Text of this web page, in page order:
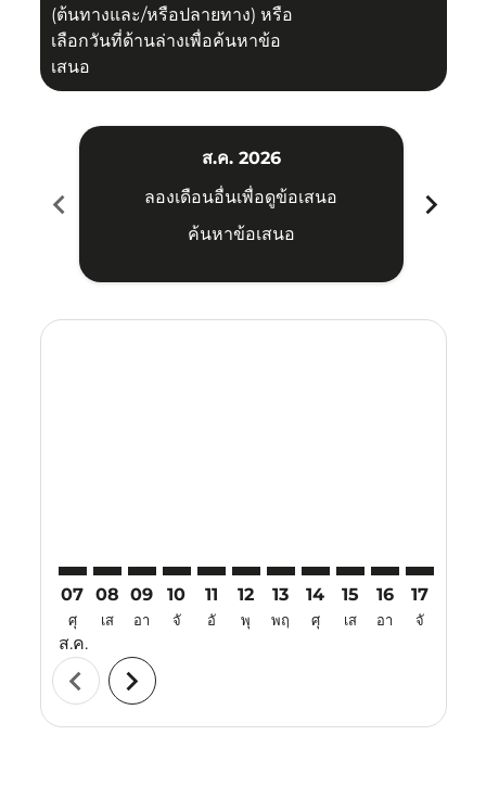
(ต้นทางและ/หรือปลายทาง) หรือ
เลือกวันที่ด้านล่างเพื่อค้นหาข้อ
เสนอ
chevron_left
ส.ค. 2026
ลองเดือนอื่นเพื่อดูข้อเสนอ
ค้นหาข้อเสนอ
chevron_right
07
ศุ
ส.ค.
08
เส
09
อา
10
จั
11
อั
12
พุ
13
พฤ
14
ศุ
15
เส
16
อา
17
จั
chevron_left chevron_right